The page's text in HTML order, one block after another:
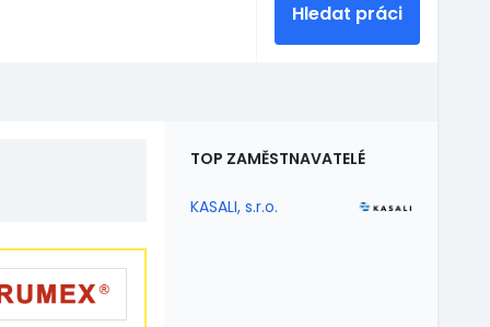
Hledat práci
TOP ZAMĚSTNAVATELÉ
KASALI, s.r.o.